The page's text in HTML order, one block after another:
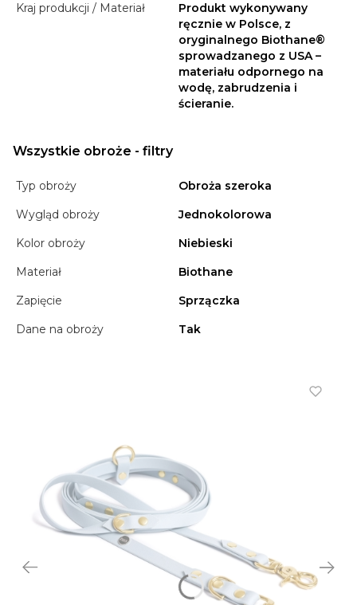
Kraj produkcji / Materiał
Produkt wykonywany
ręcznie w Polsce, z
oryginalnego Biothane®
sprowadzanego z USA –
materiału odpornego na
wodę, zabrudzenia i
ścieranie.
Wszystkie obroże - filtry
Typ obroży
Obroża szeroka
Wygląd obroży
Jednokolorowa
Kolor obroży
Niebieski
Materiał
Biothane
Zapięcie
Sprzączka
Dane na obroży
Tak